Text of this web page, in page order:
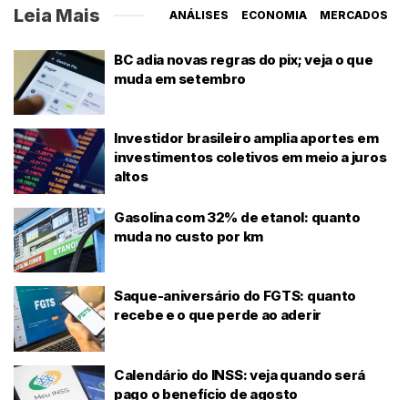
Leia Mais ANÁLISES ECONOMIA MERCADOS
BC adia novas regras do pix; veja o que
muda em setembro
Investidor brasileiro amplia aportes em
investimentos coletivos em meio a juros
altos
Gasolina com 32% de etanol: quanto
muda no custo por km
Saque-aniversário do FGTS: quanto
recebe e o que perde ao aderir
Calendário do INSS: veja quando será
pago o benefício de agosto